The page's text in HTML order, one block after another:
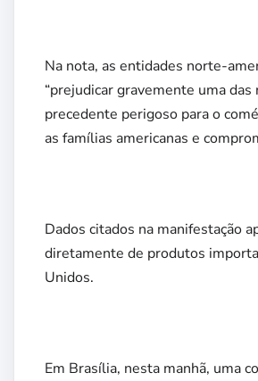
Na nota, as entidades norte-
“prejudicar gravemente uma
precedente perigoso para o
as famílias americanas e
Dados citados na manifestação
diretamente de produtos
Unidos.
Em Brasília, nesta manhã, uma